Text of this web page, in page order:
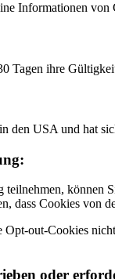
Informationen
Tagen ihre
den USA und hat
können
dass Cookies von
Opt-out-Cookies
oder